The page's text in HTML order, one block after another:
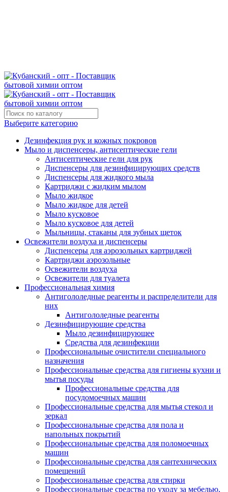
Выберите категорию
Дезинфекция рук и кожных покровов
Мыло и диспенсеры, антисептические гели
Антисептические гели для рук
Диспенсеры для дезинфицирующих средств
Диспенсеры для жидкого мыла
Картриджи с жидким мылом
Мыло жидкое
Мыло жидкое для детей
Мыло кусковое
Мыло кусковое для детей
Мыльницы, стаканы для зубных щеток
Освежители воздуха и диспенсеры
Диспенсеры для аэрозольных картриджей
Картриджи аэрозольные
Освежители воздуха
Освежители для туалета
Профессиональная химия
Антигололедные реагенты и распределители для
них
Антигололедные реагенты
Дезинфицирующие средства
Мыло дезинфицирующее
Средства для дезинфекции
Профессиональные очистители специального
назначения
Профессиональные средства для гигиены кухни и
мытья посуды
Профессиональные средства для
посудомоечных машин
Профессиональные средства для мытья стекол и
зеркал
Профессиональные средства для пола и
напольных покрытий
Профессиональные средства для поломоечных
машин
Профессиональные средства для сантехнических
помещений
Профессиональные средства для стирки
Профессиональные средства по уходу за мебелью,